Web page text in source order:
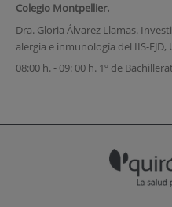
Colegio Montpellier.
Dra. Gloria Álvarez Llamas.
alergia e inmunología del IIS-FJD,
08:00 h. - 09: 00 h. 1º de